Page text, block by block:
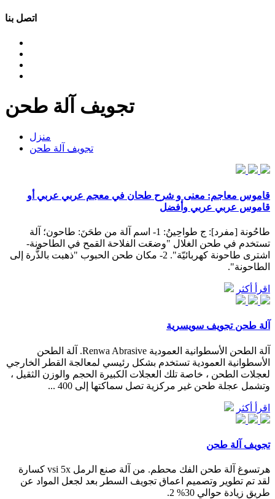
اتصل بنا
تجويف آلة طحن
منزل
تجويف آلة طحن
قاموس معاجم: معنى و شرح طحان في معجم عربي عربي أو
قاموس عربي عربي وأفضل
طاحُونة [مفرد]: ج طواحِينُ: 1- اسم آلة من طحَنَ: طاحون؛ آلة
تستخدم في طحن الغلال "وضعَت الفلاحة القمح في الطاحونة-
اشترى طاحونة كهربائيّة". 2- مكان طحن الحبوب "ذهبت بالذُّرة إلى
الطاحونة".
اقرأ أكثر
آلة طحن تجويف سويسرية
آلة الطحن الأسطوانية العمودية Renwa Abrasive. آلة الطحن
الأسطوانية العمودية تستخدم بشكل رئيسي لمعالجة القطر الخارجي
لعجلات الطحن ، خاصة تلك العجلات الكبيرة الحجم والوزن الثقيل ،
وتشمل عجلة طحن غير مركزية تصل سماكتها إلى 400 ...
اقرأ أكثر
تجويف آلة طحن
هرتسوغ آلة طحن الفك محطم. من آلة صنع الرمل vsi 5x كسارة
لقد تم تطوير وتصميم اعماق تجويف السطر بعد لجعل المواد عن
طريق زيادة حوالي 30% 2.